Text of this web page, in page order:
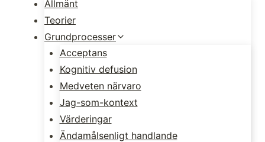
Allmänt
Teorier
Grundprocesser
Acceptans
Kognitiv defusion
Medveten närvaro
Jag-som-kontext
Värderingar
Ändamålsenligt handlande